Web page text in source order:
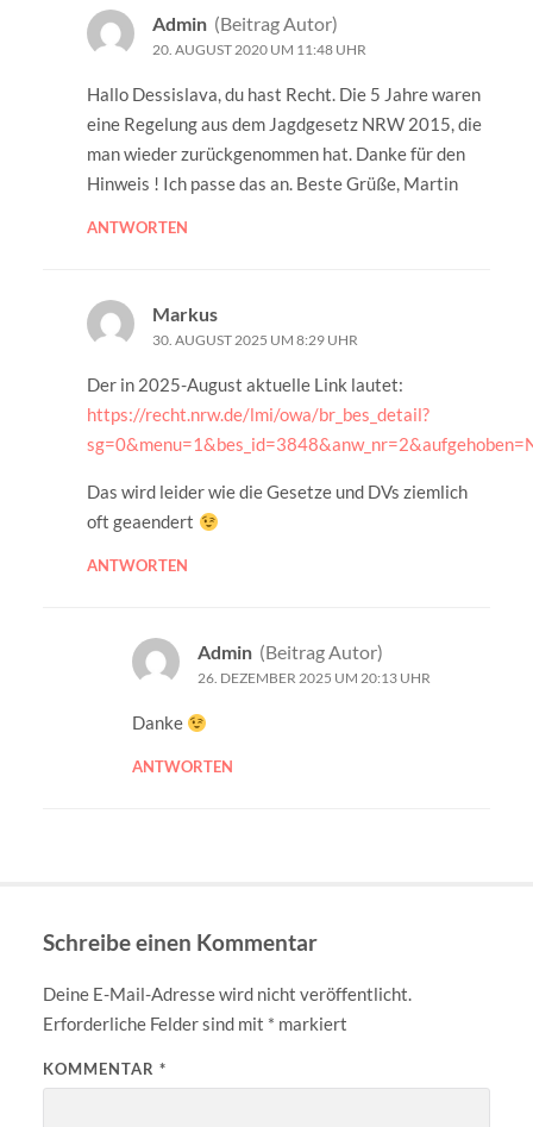
Admin (Beitrag Autor)
20. AUGUST 2020 UM 11:48 UHR
Hallo Dessislava, du hast Recht. Die 5 Jahre waren
eine Regelung aus dem Jagdgesetz NRW 2015, die
man wieder zurückgenommen hat. Danke für den
Hinweis ! Ich passe das an. Beste Grüße, Martin
ANTWORTEN
Markus
30. AUGUST 2025 UM 8:29 UHR
Der in 2025-August aktuelle Link lautet:
https://recht.nrw.de/lmi/owa/br_bes_detail?
Das wird leider wie die Gesetze und DVs ziemlich
oft geaendert
ANTWORTEN
Admin (Beitrag Autor)
26. DEZEMBER 2025 UM 20:13 UHR
Danke
ANTWORTEN
Schreibe einen Kommentar
Deine E-Mail-Adresse wird nicht veröffentlicht.
Erforderliche Felder sind mit * markiert
KOMMENTAR *